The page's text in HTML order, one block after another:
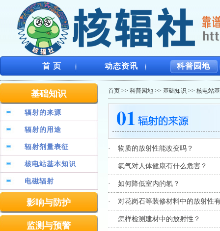
首 页 动态资讯 科普园地
基础知识
辐射的来源
辐射的用途
辐射剂量表征
核电站基本知识
电磁辐射
影响与防护
监测与预警
首页 >> 科普园地 >> 基础知识 >> 核电站
· 物质的放射性能改变吗？
· 氡气对人体健康有什么危害？
· 如何降低室内的氡？
· 对花岗石等装修材料中的放射性
· 怎样检测建材中的放射性？